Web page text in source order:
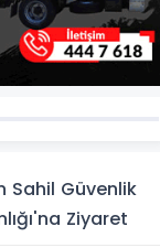
Sahil Güvenlik
Ziyaret